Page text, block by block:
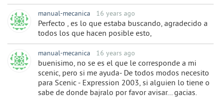
manual-mecanica 16 years ago
Perfecto , es lo que estaba buscando, agradecido a
todos los que hacen posible esto,
manual-mecanica 16 years ago
buenisimo, no se es el que le corresponde a mi
scenic, pero si me ayuda- De todos modos necesito
para Scenic - Expression 2003, si alguien lo tiene o
sabe de donde bajralo por favor avisar... gacias.